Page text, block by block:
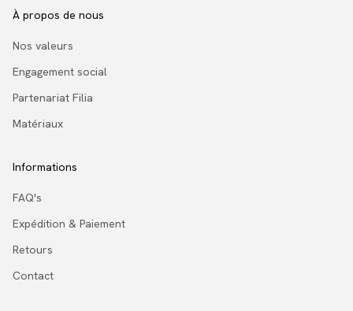
À propos de nous
Nos valeurs
Engagement social
Partenariat Filia
Matériaux
Informations
FAQ's
Expédition & Paiement
Retours
Contact